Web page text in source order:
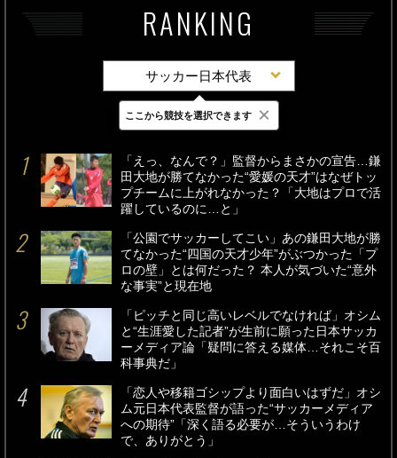
RANKING
サッカー日本代表
最新 24時間 週間
「えっ、なんで？」監督からまさかの宣告…鎌
田大地が勝てなかった“愛媛の天才”はなぜトッ
プチームに上がれなかった？「大地はプロで活
躍しているのに…と」
「公園でサッカーしてこい」あの鎌田大地が勝
てなかった“四国の天才少年”がぶつかった「プ
ロの壁」とは何だった？ 本人が気づいた“意外
な事実”と現在地
「ピッチと同じ高いレベルでなければ」オシム
と“生涯愛した記者”が生前に願った日本サッカ
ーメディア論「疑問に答える媒体…それこそ百
科事典だ」
「恋人や移籍ゴシップより面白いはずだ」オシ
ム元日本代表監督が語った“サッカーメディア
への期待”「深く語る必要が…そういうわけ
で、ありがとう」
ここから競技を選択できます ×